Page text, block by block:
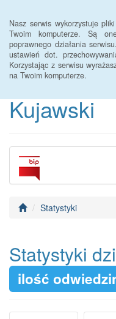
Nasz serwis wykorzystuje
Twoim komputerze. Są
poprawnego działania
ustawień dot.
Korzystając z serwisu
na Twoim komputerze.
BIP
Zajęciowej
Kujawski
Statystyki
Statystyki
ilość